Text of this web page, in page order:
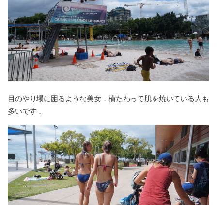
目のやり場に困るような美女．横たわって肌を焼いている人も
多いです．